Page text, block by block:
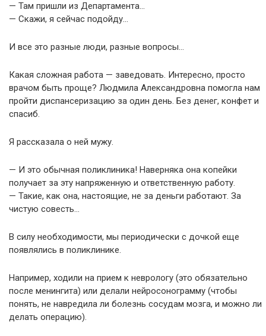
— Там пришли из Департамента…
— Скажи, я сейчас подойду…
И все это разные люди, разные вопросы…
Какая сложная работа — заведовать. Интересно, просто
врачом быть проще? Людмила Александровна помогла нам
пройти диспансеризацию за один день. Без денег, конфет и
спасиб.
Я рассказала о ней мужу.
— И это обычная поликлиника! Наверняка она копейки
получает за эту напряженную и ответственную работу.
— Такие, как она, настоящие, не за деньги работают. За
чистую совесть…
В силу необходимости, мы периодически с дочкой еще
появлялись в поликлинике.
Например, ходили на прием к неврологу (это обязательно
после менингита) или делали нейросонограмму (чтобы
понять, не навредила ли болезнь сосудам мозга, и можно ли
делать операцию).